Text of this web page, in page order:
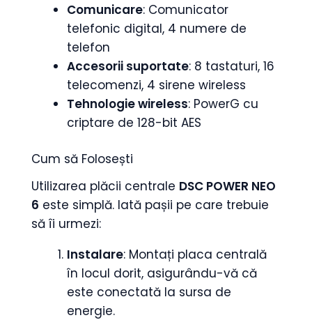
Comunicare: Comunicator
telefonic digital, 4 numere de
telefon
Accesorii suportate: 8 tastaturi, 16
telecomenzi, 4 sirene wireless
Tehnologie wireless: PowerG cu
criptare de 128-bit AES
Cum să Folosești
Utilizarea plăcii centrale DSC POWER NEO
6 este simplă. Iată pașii pe care trebuie
să îi urmezi:
Instalare: Montați placa centrală
în locul dorit, asigurându-vă că
este conectată la sursa de
energie.